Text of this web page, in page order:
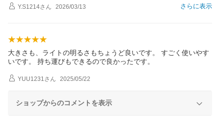
さらに表示
Y.S1214さん 2026/03/13
大きさも、ライトの明るさもちょうど良いです。 すごく使いやす
いです。 持ち運びもできるので良かったです。
YUU1231さん 2025/05/22
ショップからのコメントを表示